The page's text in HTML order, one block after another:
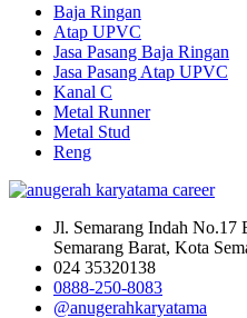
Baja Ringan
Atap UPVC
Jasa Pasang Baja Ringan
Jasa Pasang Atap UPVC
Kanal C
Metal Runner
Metal Stud
Reng
Jl. Semarang Indah No.17
Semarang Barat, Kota
024 35320138
0888-250-8083
@anugerahkaryatama